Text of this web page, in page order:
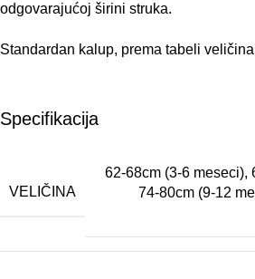
odgovarajućoj širini struka.
Standardan kalup, prema tabeli veličina
Specifikacija
VELIČINA
62-68cm (3-6 meseci),
74-80cm (9-12